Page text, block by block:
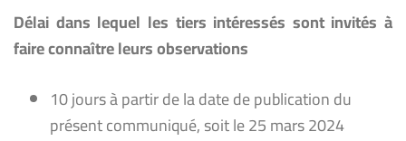
Délai dans lequel les tiers intéressés sont invités à
faire connaître leurs observations
10 jours à partir de la date de publication du
présent communiqué, soit le 25 mars 2024